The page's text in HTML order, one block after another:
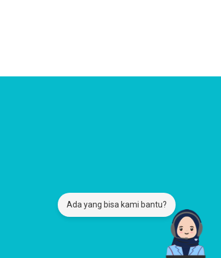
Ada yang bisa kami bantu?